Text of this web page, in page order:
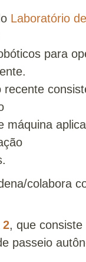
Laboratório
para
máquina
colabora
2, que
passeio